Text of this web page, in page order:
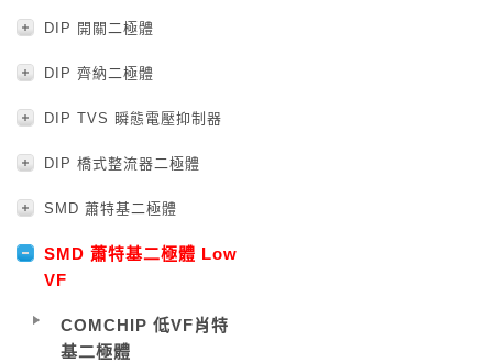
DIP 開關二極體
DIP 齊納二極體
DIP TVS 瞬態電壓抑制器
DIP 橋式整流器二極體
SMD 蕭特基二極體
SMD 蕭特基二極體 Low
VF
COMCHIP 低VF肖特
基二極體